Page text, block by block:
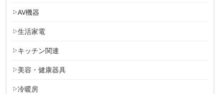
AV機器
生活家電
キッチン関連
美容・健康器具
冷暖房